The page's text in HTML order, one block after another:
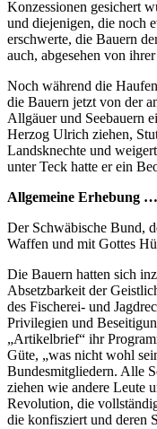
Konzessionen gesichert
und diejenigen, die noch
erschwerte, die Bauern
auch, abgesehen von
Noch während die
die Bauern jetzt von der
Allgäuer und Seebauern
Herzog Ulrich ziehen,
Landsknechte und
unter Teck hatte er ein
Allgemeine Erhebung …
Der Schwäbische Bund,
Waffen und mit Gottes
Die Bauern hatten sich
Absetzbarkeit der
des Fischerei- und
Privilegien und
„Artikelbrief“ ihr
Güte, „was nicht wohl
Bundesmitgliedern. Alle
ziehen wie andere Leute
Revolution, die
die konfisziert und deren